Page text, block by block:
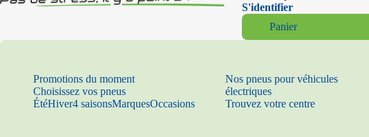
S'identifier
Panier
Promotions du moment
Choisissez vos pneus
ÉtéHiver4 saisonsMarquesOccasions
Nos pneus pour véhicules
électriques
Trouvez votre centre